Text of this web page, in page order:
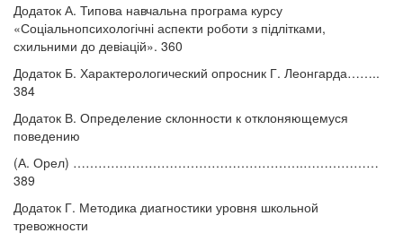
Додаток А. Типова навчальна програма курсу
«Соціальнопсихологічні аспекти роботи з підлітками,
схильними до девіацій». 360
Додаток Б. Характерологический опросник Г. Леонгарда……..
384
Додаток В. Определение склонности к отклоняющемуся
поведению
(А. Орел) ……………………………………………….………………
389
Додаток Г. Методика диагностики уровня школьной
тревожности